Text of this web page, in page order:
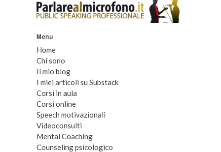
Menu
Home
Chi sono
Il mio blog
I miei articoli su Substack
Corsi in aula
Corsi online
Speech motivazionali
Videoconsulti
Mental Coaching
Counseling psicologico